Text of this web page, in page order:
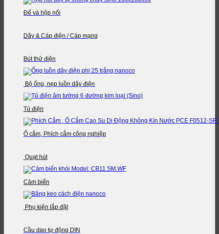
Đế và hộp nối
Dây & Cáp điện / Cáp mạng
Bút thử điện
Bộ ống, nẹp luồn dây điện
Tủ điện
Ổ cắm, Phích cắm công nghiệp
Quạt hút
Cảm biến
Phụ kiện lắp đặt
Cầu dao tự động DIN